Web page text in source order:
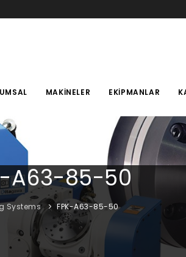
MAKINELER EKIPMANLAR
A63-85-50
Systems FPK-A63-85-50